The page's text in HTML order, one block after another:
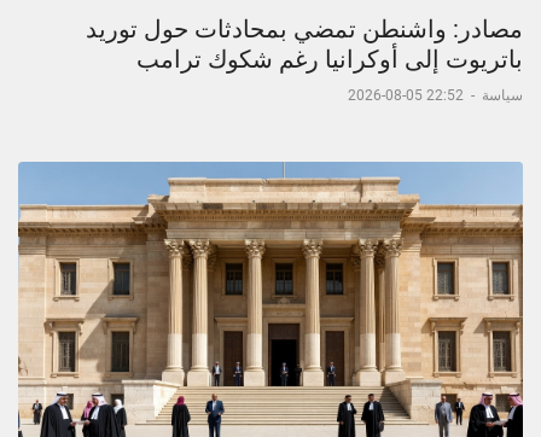
مصادر: واشنطن تمضي بمحادثات حول توريد
باتريوت إلى أوكرانيا رغم شكوك ترامب
سياسة -
22:52 05-08-2026